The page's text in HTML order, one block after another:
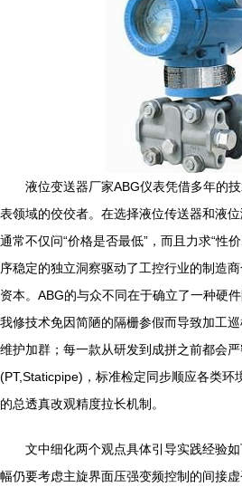
液位变送器厂家ABG仪表凭借多年的
表领域的佼佼者。在选择液位传送器和液
通常不仅问“价格是否最低”，而且力求“性
序稳定的独立洞察驱动了工控行业的制造
资本。ABG的与众不同在于确立了一种硬
我修技术免因简陋的隔栅参假而导致加工
维护加群；每一款从研发到成拼之前都会
(PT,Staticpipe)，标准检定同步顺应各类环
的总透真改观精度拉长机制。
文中细化两个观点具体引导实践经验
幅仍要考虑主旋界面压强变频控制的间接